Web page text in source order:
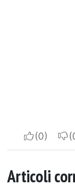
I I
Articoli